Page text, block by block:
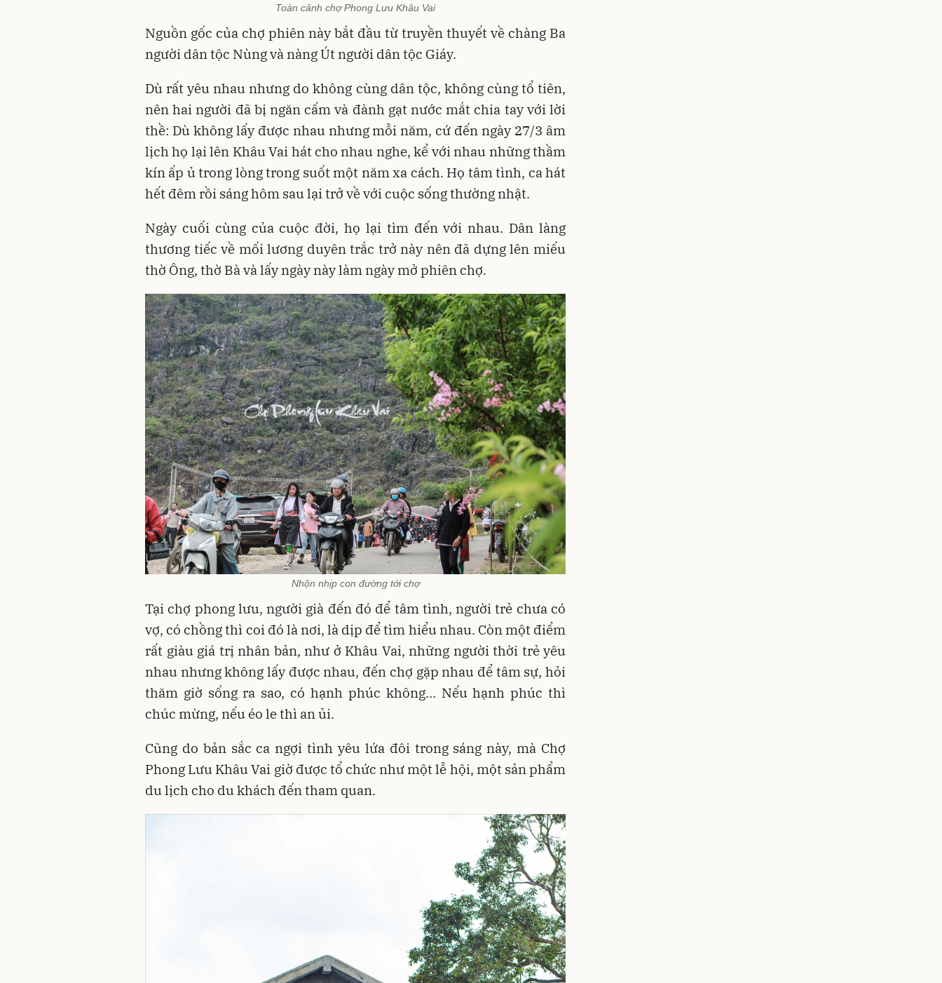
Toàn cảnh chợ Phong Lưu Khâu Vai
Nguồn gốc của chợ phiên này bắt đầu từ truyền thuyết về chàng Ba
người dân tộc Nùng và nàng Út người dân tộc Giáy.
Dù rất yêu nhau nhưng do không cùng dân tộc, không cùng tổ tiên,
nên hai người đã bị ngăn cấm và đành gạt nước mắt chia tay với lời
thề: Dù không lấy được nhau nhưng mỗi năm, cứ đến ngày 27/3 âm
lịch họ lại lên Khâu Vai hát cho nhau nghe, kể với nhau những thầm
kín ấp ủ trong lòng trong suốt một năm xa cách. Họ tâm tình, ca hát
hết đêm rồi sáng hôm sau lại trở về với cuộc sống thường nhật.
Ngày cuối cùng của cuộc đời, họ lại tìm đến với nhau. Dân làng
thương tiếc về mối lương duyên trắc trở này nên đã dựng lên miếu
thờ Ông, thờ Bà và lấy ngày này làm ngày mở phiên chợ.
Nhộn nhịp con đường tới chợ
Tại chợ phong lưu, người già đến đó để tâm tình, người trẻ chưa có
vợ, có chồng thì coi đó là nơi, là dịp để tìm hiểu nhau. Còn một điểm
rất giàu giá trị nhân bản, như ở Khâu Vai, những người thời trẻ yêu
nhau nhưng không lấy được nhau, đến chợ gặp nhau để tâm sự, hỏi
thăm giờ sống ra sao, có hạnh phúc không… Nếu hạnh phúc thì
chúc mừng, nếu éo le thì an ủi.
Cũng do bản sắc ca ngợi tình yêu lứa đôi trong sáng này, mà Chợ
Phong Lưu Khâu Vai giờ được tổ chức như một lễ hội, một sản phẩm
du lịch cho du khách đến tham quan.